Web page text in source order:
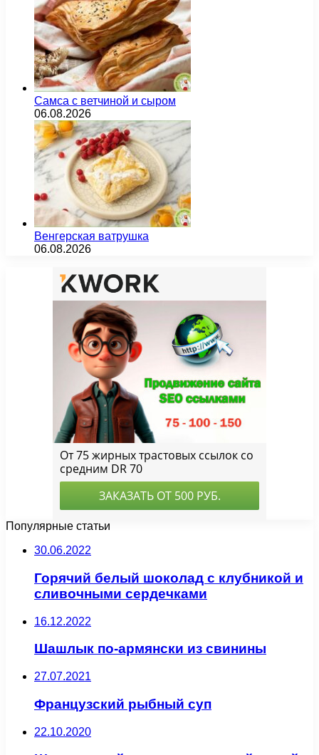
Самса с ветчиной и сыром
06.08.2026
Венгерская ватрушка
06.08.2026
Популярные статьи
30.06.2022
Горячий белый шоколад с клубникой и
сливочными сердечками
16.12.2022
Шашлык по-армянски из свинины
27.07.2021
Французский рыбный суп
22.10.2020